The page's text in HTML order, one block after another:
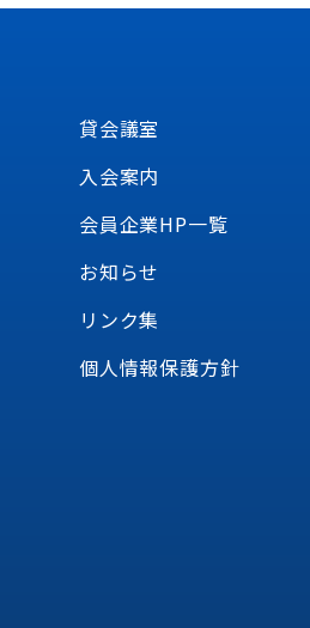
貸会議室
入会案内
会員企業HP一覧
お知らせ
リンク集
個人情報保護方針